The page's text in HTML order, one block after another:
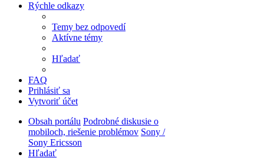
Rýchle odkazy
Temy bez odpovedí
Aktívne témy
Hľadať
FAQ
Prihlásiť sa
Vytvoriť účet
Obsah portálu Podrobné diskusie o
mobiloch, riešenie problémov Sony /
Sony Ericsson
Hľadať